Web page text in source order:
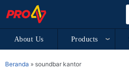
About Us Products
Beranda » soundbar kantor